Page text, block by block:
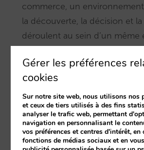
commerce, un
la découverte, la décision et
déroulent au sein d’un même
Dans ce modèle, l’hôtel ne
de réservation ni l’expérience
ceux-ci sont définis par la
contrôle — et doit fournir —
capacités agentiques :
commerciales et capacité à
Gérer les préférences
cookies
Sur notre site web, nous utilisons nos
et ceux de tiers utilisés à des fins
analyser le trafic web, permettant
navigation en personnalisant le
vos préférences et centres d'intérêt,
fonctions de médias sociaux et en